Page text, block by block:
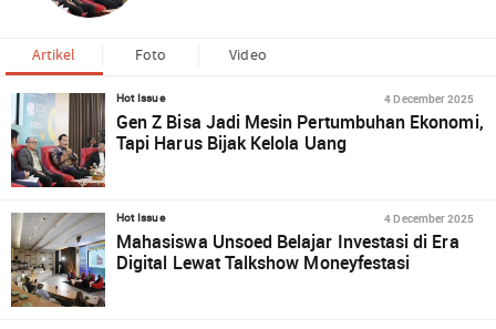
Artikel Foto Video
Hot Issue 4 December 2025
Gen Z Bisa Jadi Mesin Pertumbuhan Ekonomi,
Tapi Harus Bijak Kelola Uang
Hot Issue 4 December 2025
Mahasiswa Unsoed Belajar Investasi di Era
Digital Lewat Talkshow Moneyfestasi